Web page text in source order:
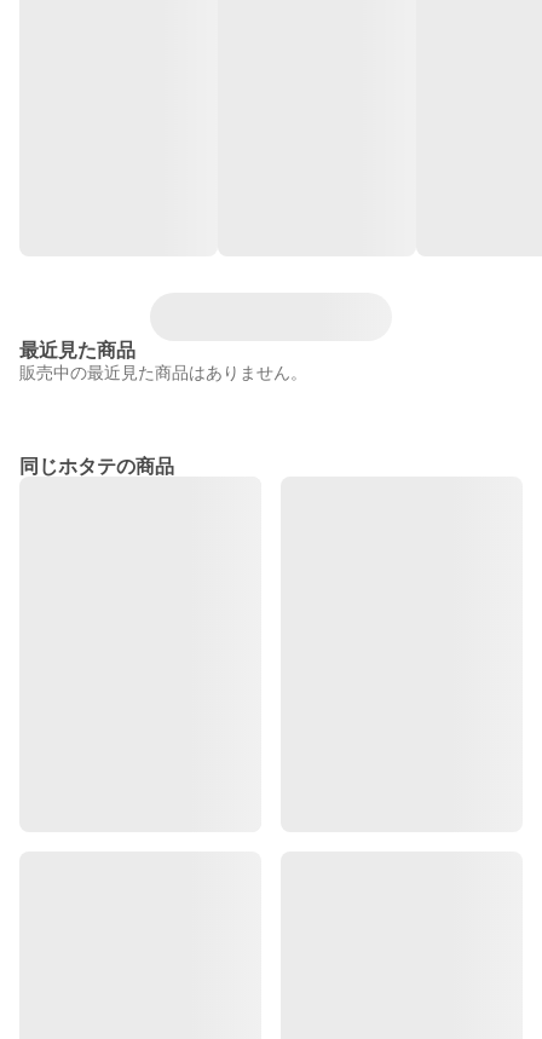
最近見た商品
販売中の最近見た商品はありません。
同じホタテの商品